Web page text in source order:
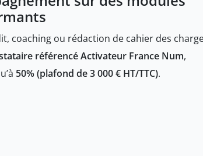
coaching ou rédaction de cahier des
référencé Activateur France Num,
50% (plafond de 3 000 € HT/TTC).